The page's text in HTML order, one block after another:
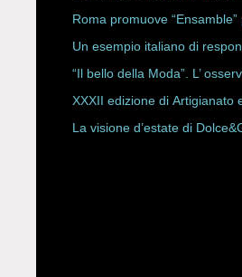
Storici
Roma promuove
Un esempio italiano di
Rete Slow Fiber
“Il bello della Moda”. L’
XXXII edizione di Artigianato
La visione d’estate di